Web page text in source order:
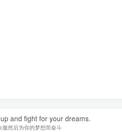
and fight for your dreams.
然后为你的梦想而奋斗